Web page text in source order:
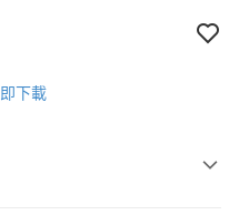
下載